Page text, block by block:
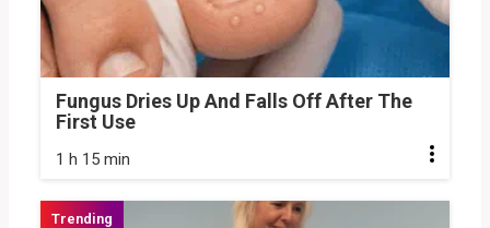
Fungus Dries Up And Falls Off After The
First Use
1 h 15 min